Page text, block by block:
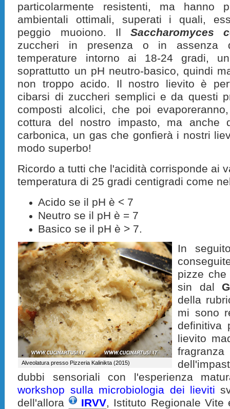
particolarmente resistenti, ma hanno
ambientali ottimali, superati i quali,
peggio muoiono. IlSaccharomyces
zuccheri in presenza o in assenza
temperature intorno ai 18-24 gradi,
soprattutto un pH neutro-basico, quindi
non troppo acido. Il nostro lievito è
cibarsi di zuccheri semplici e da questi
composti alcolici, che poi
cottura del nostro impasto, ma anche
carbonica, un gas che gonfierà i nostri
modo superbo!
Ricordo a tutti che l'acidità corrisponde ai
temperatura di 25 gradi centigradi come
Acido se il pH è < 7
Neutro se il pH è = 7
Basico se il pH è > 7.
Alveolatura presso Pizzeria Kalinikta (2015)
In
pizze che
sin dal
della
mi sono
definitiva
lievito
dubbi sensoriali con l'esperienza
workshop sulla microbiologia dei lieviti
dell'allora
IRVV, Istituto Regionale